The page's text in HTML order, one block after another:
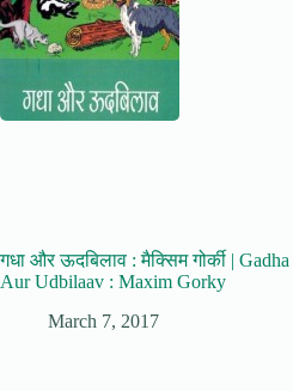
गधा और ऊदबिलाव : मैक्सिम गोर्की | Gadha
Aur Udbilaav : Maxim Gorky
March 7, 2017